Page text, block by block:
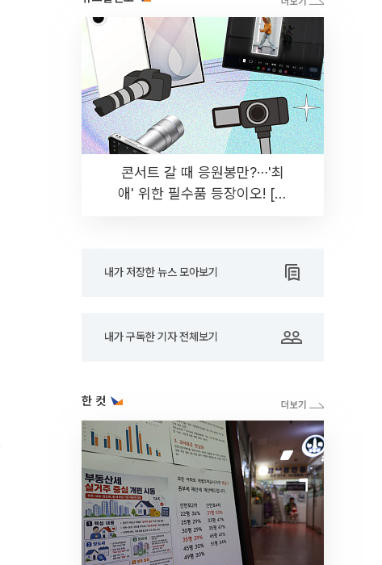
콘서트 갈 때 응원봉만?⋯'최
애' 위한 필수품 등장이오! [솔
내가 저장한 뉴스 모아보기
내가 구독한 기자 전체보기
한 컷